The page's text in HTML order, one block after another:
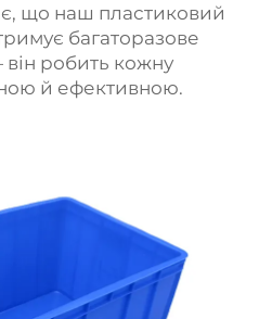
що наш пластиковий
багаторазове
робить кожну
й ефективною.